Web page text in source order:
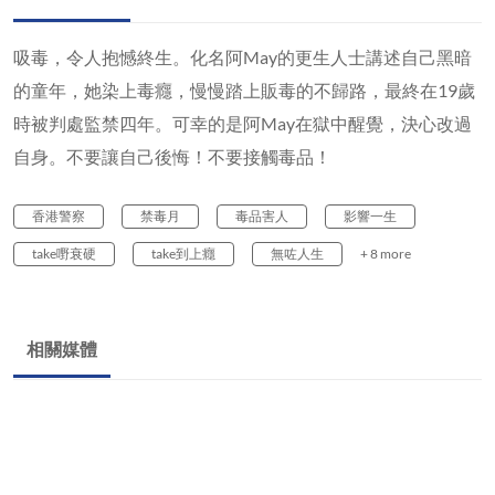
吸毒，令人抱憾終生。化名阿May的更生人士講述自己黑暗
的童年，她染上毒癮，慢慢踏上販毒的不歸路，最終在19歲
時被判處監禁四年。可幸的是阿May在獄中醒覺，決心改過
自身。不要讓自己後悔！不要接觸毒品！
香港警察 禁毒月 毒品害人 影響一生
take嘢衰硬 take到上癮 無咗人生 + 8 more
相關媒體